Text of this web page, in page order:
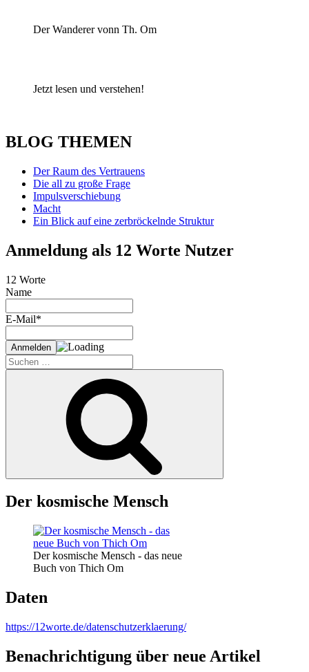
Der Wanderer vonn Th. Om
Jetzt lesen und verstehen!
BLOG THEMEN
Der Raum des Vertrauens
Die all zu große Frage
Impulsverschiebung
Macht
Ein Blick auf eine zerbröckelnde Struktur
Anmeldung als 12 Worte Nutzer
12 Worte
Name
E-Mail*
Suche
nach:
Der kosmische Mensch
Der kosmische Mensch - das neue
Buch von Thich Om
Daten
https://12worte.de/datenschutzerklaerung/
Benachrichtigung über neue Artikel